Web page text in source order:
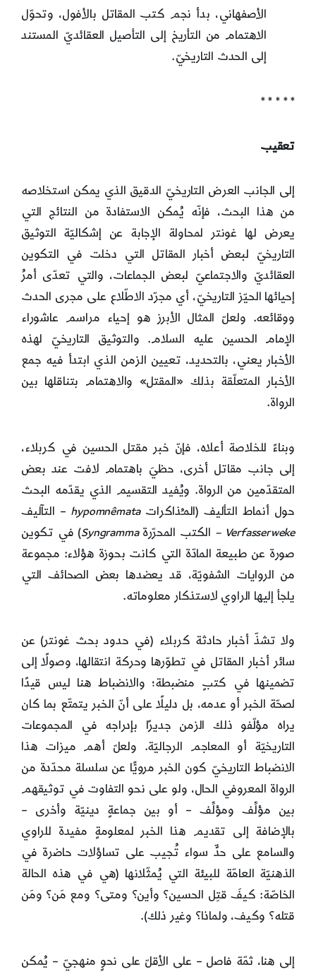
الأصفهاني، بدأ نجم كتب المقاتل بالأفول، وتحوّل
الاهتمام من التأريخ إلى التأصيل العقائديّ المستند
إلى الحدث التاريخيّ.
* * * * *
تعقيب
إلى الجانب العرض التاريخيّ الدقيق الذي يمكن استخلاصه
من هذا البحث، فإنّه يُمكن الاستفادة من النتائج التي
يعرض لها غونتر لمحاولة الإجابة عن إشكاليّة التوثيق
التاريخيّ لبعض أخبار المقاتل التي دخلت في التكوين
العقائديّ والاجتماعيّ لبعض الجماعات، والتي تعدّى أمرُ
إحيائها الحيّز التاريخيّ، أي مجرّد الاطّلاع على مجرى الحدث
ووقائعه. ولعلّ المثال الأبرز هو إحياء مراسم عاشوراء
الإمام الحسين عليه السلام. والتوثيق التاريخيّ لهذه
الأخبار يعني، بالتحديد، تعيين الزمن الذي ابتدأ فيه جمع
الأخبار المتعلّقة بذلك «المقتل» والاهتمام بتناقلها بين
الرواة.
وبناءً للخلاصة أعلاه، فإنّ خبر مقتل الحسين في كربلاء،
إلى جانب مقاتل أخرى، حظيَ باهتمام لافت عند بعض
المتقدّمين من الرواة. ويُفيد التقسيم الذي يقدّمه البحث
حول أنماط التأليف (المـُذاكرات
hypomnêmata
– التآليف
Verfasserweke
– الكتب المحرّرةSyngramma) في تكوين
صورة عن طبيعة المادّة التي كانت بحوزة هؤلاء: مجموعة
من الروايات الشفويّة، قد يعضدها بعض الصحائف التي
يلجأ إليها الراوي لاستذكار معلوماته.
ولا تشذّ أخبار حادثة كربلاء (في حدود بحث غونتر) عن
سائر أخبار المقاتل في تطوّرها وحركة انتقالها، وصولًا إلى
تضمينها في كتبٍ منضبطة؛ والانضباط هنا ليس قيدًا
لصحّة الخبر أو عدمه، بل دليلًا على أنّ الخبر يتمتّع بما كان
يراه مؤلّفو ذلك الزمن جديرًا بإدراجه في المجموعات
التاريخيّة أو المعاجم الرجاليّة. ولعلّ أهم ميزات هذا
الانضباط التاريخيّ كون الخبر مرويًّا عن سلسلة محدّدة من
الرواة المعروفي الحال، ولو على نحو التفاوت في توثيقهم
بين مؤلِّف ومؤلِّف – أو بين جماعةٍ دينيّة وأخرى –
بالإضافة إلى تقديم هذا الخبر لمعلومةٍ مفيدة للراوي
والسامع على حدٍّ سواء تُجيب على تساؤلات حاضرة في
الذهنيّة العامّة للبيئة التي يُمثّلانها (هي في هذه الحالة
الخاصّة: كيفَ قتِل الحسين؟ وأين؟ ومتى؟ ومع مَن؟ ومَن
قتله؟ وكيف، ولماذا؟ وغير ذلك).
إلى هنا، ثمّة فاصل – على الأقلّ على نحوٍ منهجيّ – يُمكن